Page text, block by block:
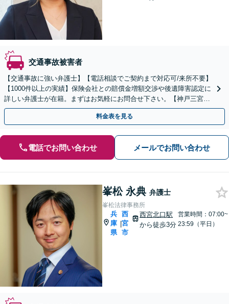
交通事故被害者
【交通事故に強い弁護士】【電話相談でご契約まで対応可/来所不要】
【1000件以上の実績】保険会社との賠償金増額交渉や後遺障害認定に
詳しい弁護士が在籍。まずはお気軽にお問合せ下さい。【神戸三宮駅
9分】
料金表を見る
電話でお問い合わせ メールでお問い合わせ
峯松 永典 弁護士
峯松法律事務所
兵
庫
県
|
西
宮
市
西宮北口駅
から徒歩3分
営業時間：07:00~
23:59（平日）